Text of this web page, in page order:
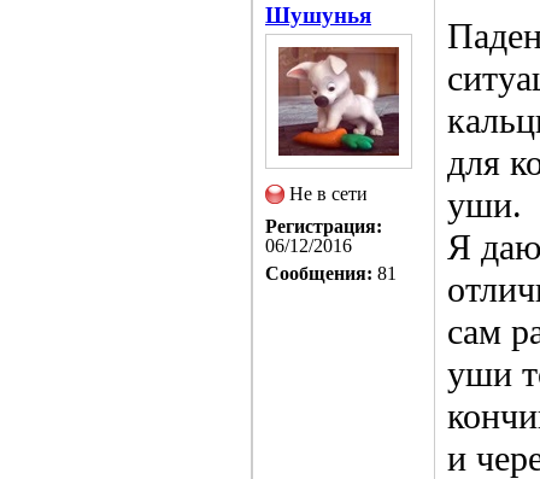
Шушунья
Не в сети
Регистрация:
06/12/2016
Сообщения: 81
для
уши.
Я
сам
уши
и